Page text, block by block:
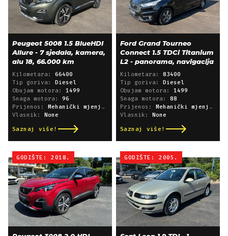
Peugeot 5008 1.5 BlueHDI
Allure - 7 sjedala, kamera,
alu 18, 66.000 km
Kilometara: 66400
Tip goriva: Diesel
Obujam motora: 1499
Snaga motora: 96
Prijenos: Mehanički mjenjač
Vlasnik: None
Saznaj više!
Ford Grand Tourneo
Connect 1.5 TDCi Titanium
L2 - panorama, navigacija
Kilometara: 83400
Tip goriva: Diesel
Obujam motora: 1499
Snaga motora: 88
Prijenos: Mehanički mjenjač
Vlasnik: None
Saznaj više!
GODIŠTE: 2018. GODIŠTE: 2005.